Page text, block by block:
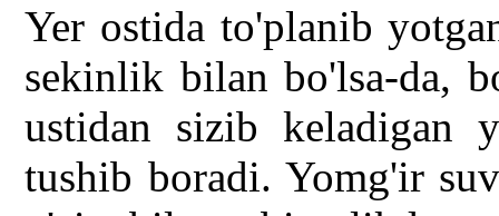
Yer ostida to'planib
sekinlik bilan bo'lsa-da,
ustidan sizib keladigan
tushib boradi. Yomg'ir